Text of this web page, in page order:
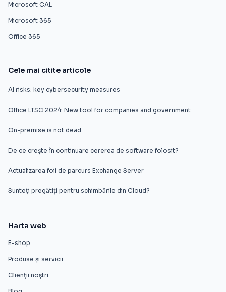
Microsoft CAL
Microsoft 365
Office 365
Cele mai citite articole
AI risks: key cybersecurity measures
Office LTSC 2024: New tool for companies and government
On-premise is not dead
De ce crește în continuare cererea de software folosit?
Actualizarea foii de parcurs Exchange Server
Sunteți pregătiți pentru schimbările din Cloud?
Harta web
E-shop
Produse și servicii
Clienţii noştri